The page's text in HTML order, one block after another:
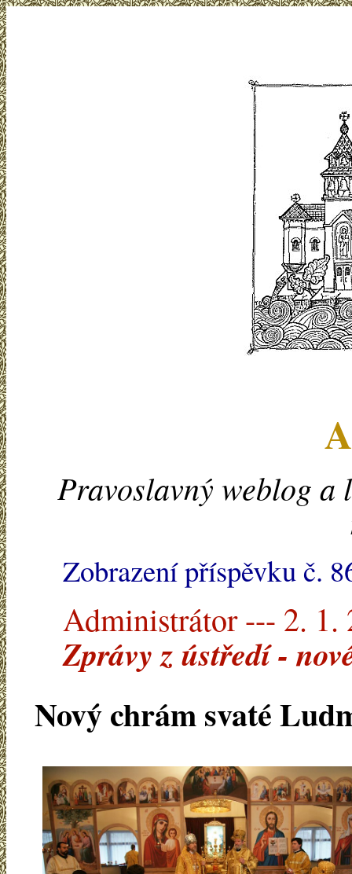
Pravoslavný weblog a
Zobrazení příspěvku č.
Administrátor --- 2. 1.
Zprávy z ústředí -
Nový chrám svaté